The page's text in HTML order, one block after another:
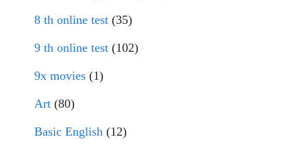
8 th online test (35)
9 th online test (102)
9x movies (1)
Art (80)
Basic English (12)